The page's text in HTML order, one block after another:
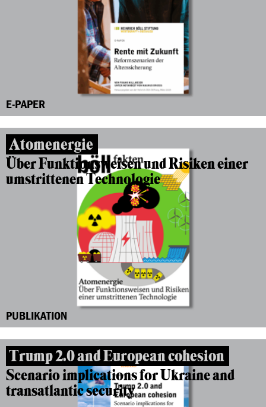
E-PAPER
Atomenergie
Über Funktionsweisen und Risiken einer
umstrittenen Technologie
PUBLIKATION
Trump 2.0 and European cohesion
Scenario implications for Ukraine and
transatlantic security